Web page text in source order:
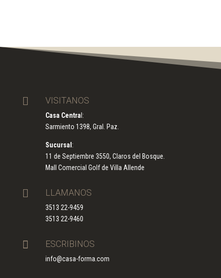
 VISITANOS
Casa Centra l:
Sarmiento 1398, Gral. Paz.
Sucursal :
11 de Septiembre 3550, Claros del Bosque.
Mall Comercial Golf de Villa Allende
 LLAMANOS
3513 22-9459
3513 22-9460
 ESCRIBINOS
info@casa-forma.com